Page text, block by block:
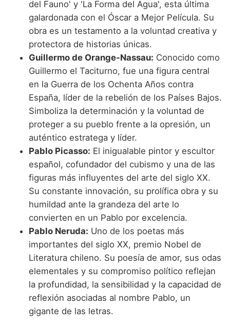
del Fauno' y 'La Forma del Agua', esta última
galardonada con el Óscar a Mejor Película. Su
obra es un testamento a la voluntad creativa y
protectora de historias únicas.
Guillermo de Orange-Nassau: Conocido como
Guillermo el Taciturno, fue una figura central
en la Guerra de los Ochenta Años contra
España, líder de la rebelión de los Países Bajos.
Simboliza la determinación y la voluntad de
proteger a su pueblo frente a la opresión, un
auténtico estratega y líder.
Pablo Picasso: El inigualable pintor y escultor
español, cofundador del cubismo y una de las
figuras más influyentes del arte del siglo XX.
Su constante innovación, su prolífica obra y su
humildad ante la grandeza del arte lo
convierten en un Pablo por excelencia.
Pablo Neruda: Uno de los poetas más
importantes del siglo XX, premio Nobel de
Literatura chileno. Su poesía de amor, sus odas
elementales y su compromiso político reflejan
la profundidad, la sensibilidad y la capacidad de
reflexión asociadas al nombre Pablo, un
gigante de las letras.